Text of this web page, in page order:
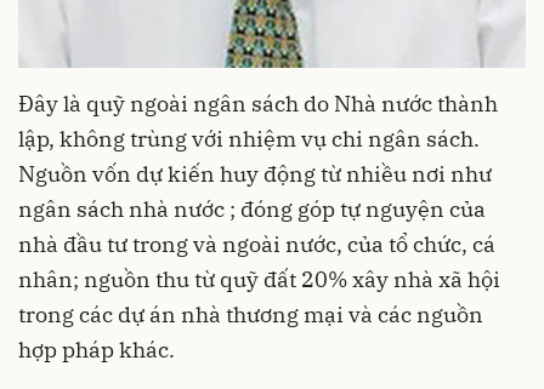
Đây là quỹ ngoài ngân sách do Nhà nước thành
lập, không trùng với nhiệm vụ chi ngân sách.
Nguồn vốn dự kiến huy động từ nhiều nơi như
ngân sách nhà nước ; đóng góp tự nguyện của
nhà đầu tư trong và ngoài nước, của tổ chức, cá
nhân; nguồn thu từ quỹ đất 20% xây nhà xã hội
trong các dự án nhà thương mại và các nguồn
hợp pháp khác.